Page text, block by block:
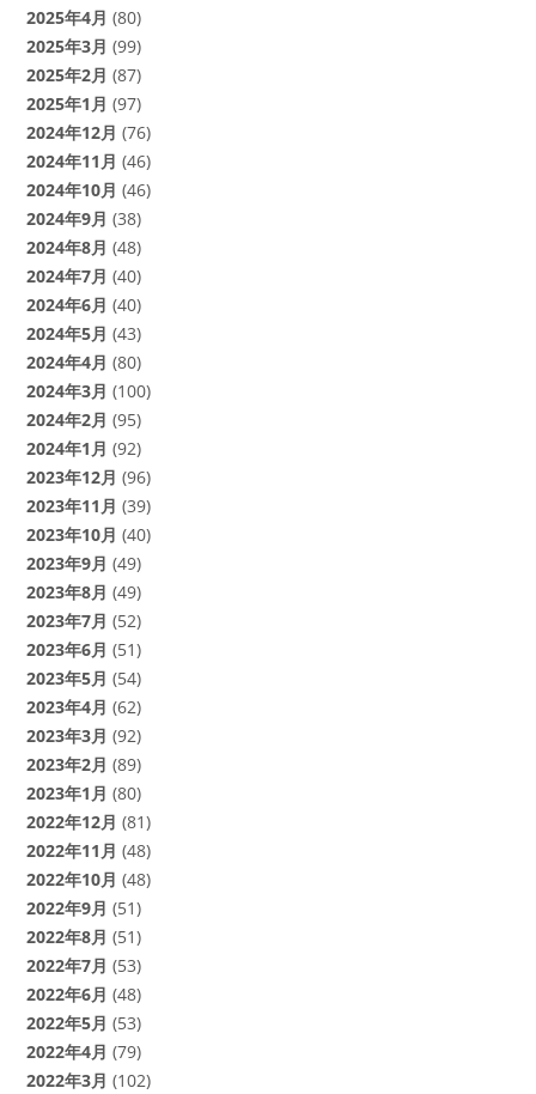
2025年4月 (80)
2025年3月 (99)
2025年2月 (87)
2025年1月 (97)
2024年12月 (76)
2024年11月 (46)
2024年10月 (46)
2024年9月 (38)
2024年8月 (48)
2024年7月 (40)
2024年6月 (40)
2024年5月 (43)
2024年4月 (80)
2024年3月 (100)
2024年2月 (95)
2024年1月 (92)
2023年12月 (96)
2023年11月 (39)
2023年10月 (40)
2023年9月 (49)
2023年8月 (49)
2023年7月 (52)
2023年6月 (51)
2023年5月 (54)
2023年4月 (62)
2023年3月 (92)
2023年2月 (89)
2023年1月 (80)
2022年12月 (81)
2022年11月 (48)
2022年10月 (48)
2022年9月 (51)
2022年8月 (51)
2022年7月 (53)
2022年6月 (48)
2022年5月 (53)
2022年4月 (79)
2022年3月 (102)